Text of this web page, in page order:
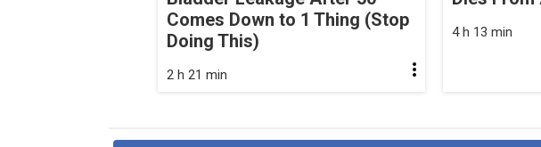
Comes Down to 1 Thing (Stop
Doing This)
2 h 21 min
4 h 13 min